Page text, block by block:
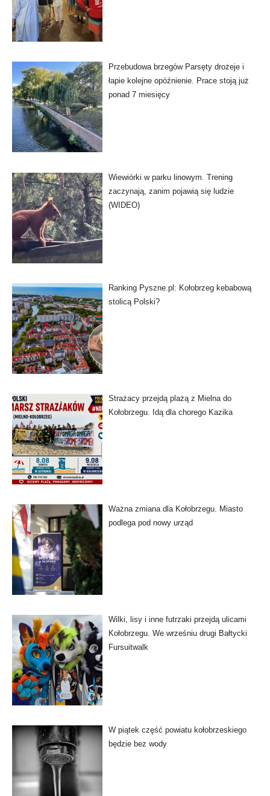
Przebudowa brzegów Parsęty drożeje i
łapie kolejne opóźnienie. Prace stoją już
ponad 7 miesięcy
Wiewiórki w parku linowym. Trening
zaczynają, zanim pojawią się ludzie
(WIDEO)
Ranking Pyszne.pl: Kołobrzeg kebabową
stolicą Polski?
Strażacy przejdą plażą z Mielna do
Kołobrzegu. Idą dla chorego Kazika
Ważna zmiana dla Kołobrzegu. Miasto
podlega pod nowy urząd
Wilki, lisy i inne futrzaki przejdą ulicami
Kołobrzegu. We wrześniu drugi Bałtycki
Fursuitwalk
W piątek część powiatu kołobrzeskiego
będzie bez wody